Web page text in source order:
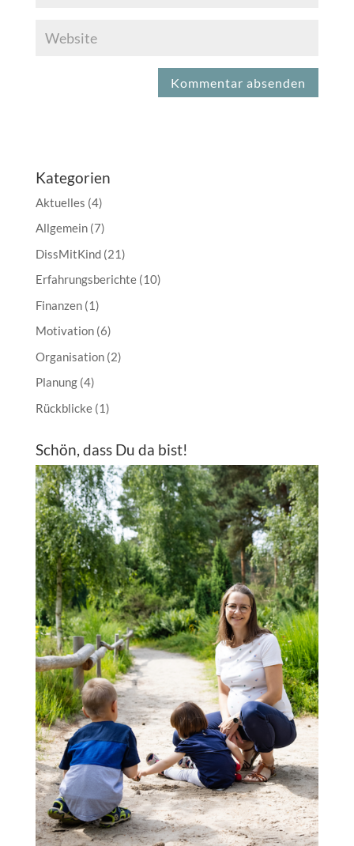
Kategorien
Aktuelles (4)
Allgemein(7)
DissMitKind(21)
Erfahrungsberichte(10)
Finanzen(1)
Motivation(6)
Organisation(2)
Planung(4)
Rückblicke(1)
Schön, dass Du da bist!